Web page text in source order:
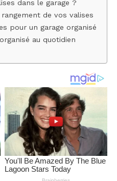
dans le garage ?
de vos valises
pour un garage organisé
au quotidien